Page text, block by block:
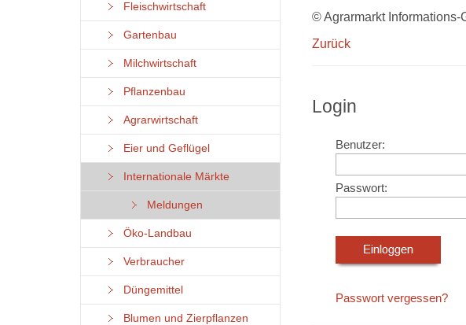
Fleischwirtschaft
Gartenbau
Milchwirtschaft
Pflanzenbau
Agrarwirtschaft
Eier und Geflügel
Internationale Märkte
Meldungen
Öko-Landbau
Verbraucher
Düngemittel
Blumen und Zierpflanzen
© Agrarmarkt Informations-
Zurück
Login
Benutzer:
Passwort:
Passwort vergessen?